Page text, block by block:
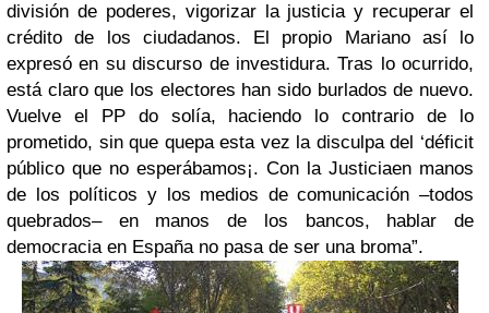
división de poderes, vigorizar la justicia y recuperar el
crédito de los ciudadanos. El propio Mariano así lo
expresó en su discurso de investidura. Tras lo ocurrido,
está claro que los electores han sido burlados de nuevo.
Vuelve el PP do solía, haciendo lo contrario de lo
prometido, sin que quepa esta vez la disculpa del ‘déficit
público que no esperábamos¡. Con la Justiciaen manos
de los políticos y los medios de comunicación –todos
quebrados– en manos de los bancos, hablar de
democracia en España no pasa de ser una broma”.